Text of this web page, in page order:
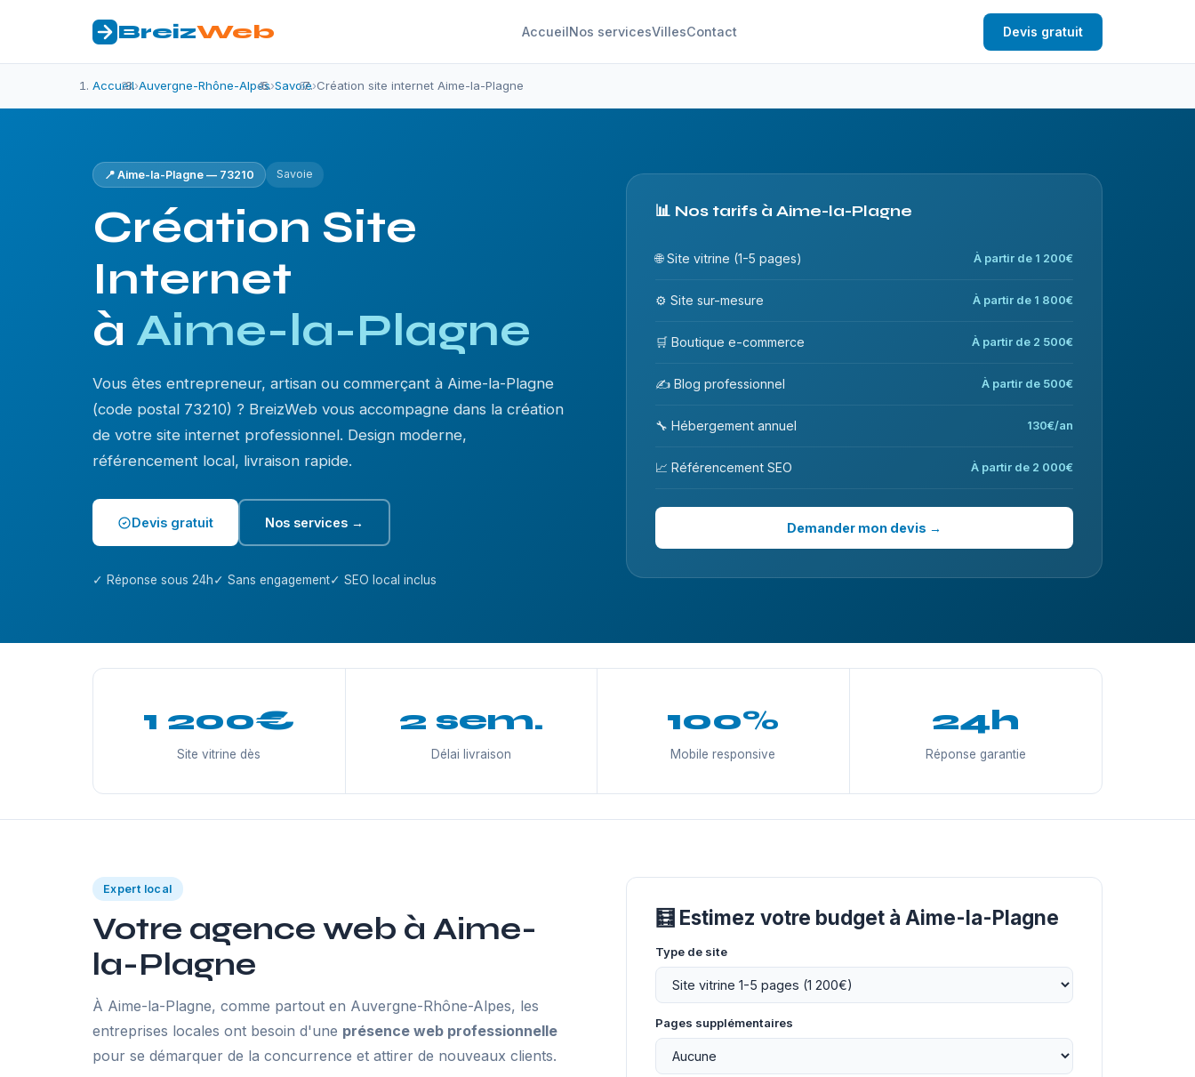
BreizWeb AccueilNos servicesVillesContact Devis gratuit
Accueil›Auvergne-Rhône-Alpes›Savoie›Création site internet Aime-la-Plagne
📍 Aime-la-Plagne — 73210 Savoie
Création Site
Internet
à Aime-la-Plagne
Vous êtes entrepreneur, artisan ou commerçant à Aime-la-Plagne
(code postal 73210) ? BreizWeb vous accompagne dans la création
de votre site internet professionnel. Design moderne,
référencement local, livraison rapide.
Devis gratuit Nos services →
✓ Réponse sous 24h✓ Sans engagement✓ SEO local inclus
📊 Nos tarifs à Aime-la-Plagne
🌐 Site vitrine (1-5 pages) À partir de 1 200€
⚙️ Site sur-mesure À partir de 1 800€
🛒 Boutique e-commerce À partir de 2 500€
✍️ Blog professionnel À partir de 500€
🔧 Hébergement annuel 130€/an
📈 Référencement SEO À partir de 2 000€
Demander mon devis →
1 200€
Site vitrine dès
2 sem.
Délai livraison
100%
Mobile responsive
24h
Réponse garantie
Expert local
Votre agence web à Aime-
la-Plagne
À Aime-la-Plagne, comme partout en Auvergne-Rhône-Alpes, les
entreprises locales ont besoin d'une présence web professionnelle
pour se démarquer de la concurrence et attirer de nouveaux clients.
🧮 Estimez votre budget à Aime-la-Plagne
Type de site
Pages supplémentaires